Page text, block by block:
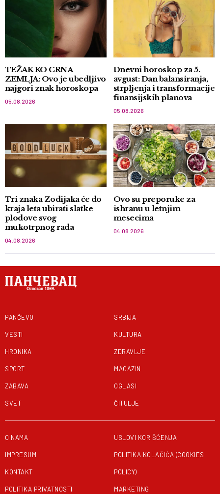
TEŽAK KO CRNA
ZEMLJA: Ovo je ubedljivo
najgori znak horoskopa
05.08.2026
Dnevni horoskop za 5.
avgust: Dan balansiranja,
strpljenja i transformacije
finansijskih planova
05.08.2026
Tri znaka Zodijaka će do
kraja leta ubirati slatke
plodove svog
mukotrpnog rada
04.08.2026
Ovo su preporuke za
ishranu u letnjim
mesecima
04.08.2026
PANČEVO
VESTI
HRONIKA
SPORT
ZABAVA
SVET
SRBIJA
KULTURA
ZDRAVLJE
MAGAZIN
OGLASI
ČITULJE
O NAMA
IMPRESUM
KONTAKT
POLITIKA PRIVATNOSTI
USLOVI KORIŠĆENJA
POLITIKA KOLAČIĆA (COOKIES
POLICY)
MARKETING